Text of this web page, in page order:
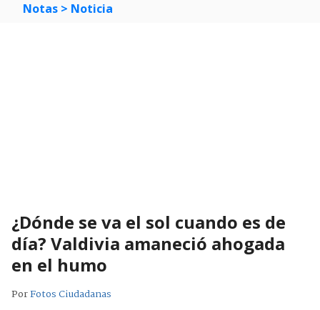
Notas > Noticia
¿Dónde se va el sol cuando es de
día? Valdivia amaneció ahogada
en el humo
PorFotos Ciudadanas